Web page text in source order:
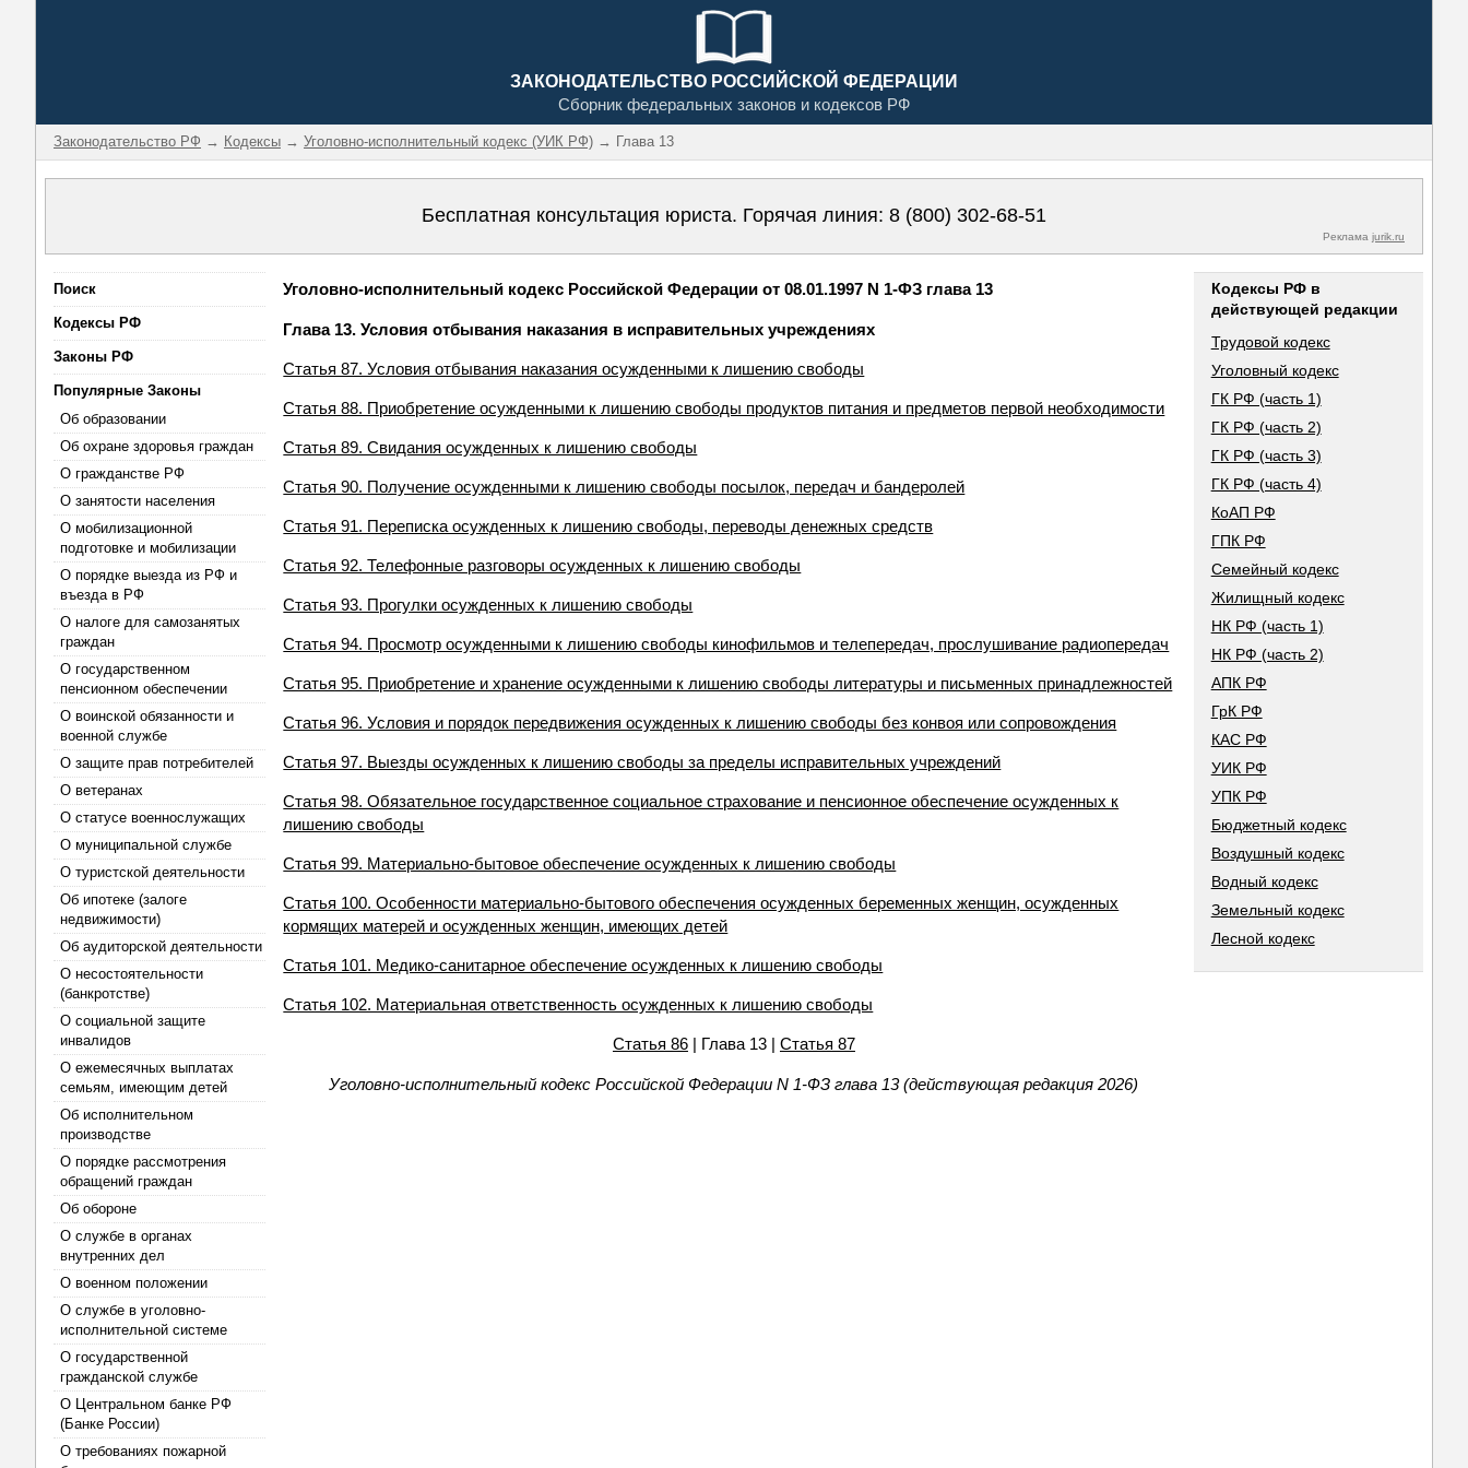
ЗАКОНОДАТЕЛЬСТВО РОССИЙСКОЙ ФЕДЕРАЦИИ
Сборник федеральных законов и кодексов РФ
Законодательство РФ → Кодексы → Уголовно-исполнительный кодекс (УИК РФ) → Глава 13
Бесплатная консультация юриста. Горячая линия: 8 (800) 302-68-51
Реклама jurik.ru
Поиск
Кодексы РФ
Законы РФ
Популярные Законы
Об образовании
Об охране здоровья граждан
О гражданстве РФ
О занятости населения
О мобилизационной
подготовке и мобилизации
О порядке выезда из РФ и
въезда в РФ
О налоге для самозанятых
граждан
О государственном
пенсионном обеспечении
О воинской обязанности и
военной службе
О защите прав потребителей
О ветеранах
О статусе военнослужащих
О муниципальной службе
О туристской деятельности
Об ипотеке (залоге
недвижимости)
Об аудиторской деятельности
О несостоятельности
(банкротстве)
О социальной защите
инвалидов
О ежемесячных выплатах
семьям, имеющим детей
Об исполнительном
производстве
О порядке рассмотрения
обращений граждан
Об обороне
О службе в органах
внутренних дел
О военном положении
О службе в уголовно-
исполнительной системе
О государственной
гражданской службе
О Центральном банке РФ
(Банке России)
О требованиях пожарной
Уголовно-исполнительный кодекс Российской Федерации от 08.01.1997 N 1-ФЗ глава 13
Глава 13. Условия отбывания наказания в исправительных учреждениях
Статья 87. Условия отбывания наказания осужденными к лишению свободы
Статья 88. Приобретение осужденными к лишению свободы продуктов питания и предметов первой необходимости
Статья 89. Свидания осужденных к лишению свободы
Статья 90. Получение осужденными к лишению свободы посылок, передач и бандеролей
Статья 91. Переписка осужденных к лишению свободы, переводы денежных средств
Статья 92. Телефонные разговоры осужденных к лишению свободы
Статья 93. Прогулки осужденных к лишению свободы
Статья 94. Просмотр осужденными к лишению свободы кинофильмов и телепередач, прослушивание радиопередач
Статья 95. Приобретение и хранение осужденными к лишению свободы литературы и письменных принадлежностей
Статья 96. Условия и порядок передвижения осужденных к лишению свободы без конвоя или сопровождения
Статья 97. Выезды осужденных к лишению свободы за пределы исправительных учреждений
Статья 98. Обязательное государственное социальное страхование и пенсионное обеспечение осужденных к
лишению свободы
Статья 99. Материально-бытовое обеспечение осужденных к лишению свободы
Статья 100. Особенности материально-бытового обеспечения осужденных беременных женщин, осужденных
кормящих матерей и осужденных женщин, имеющих детей
Статья 101. Медико-санитарное обеспечение осужденных к лишению свободы
Статья 102. Материальная ответственность осужденных к лишению свободы
Статья 86| Глава 13 | Статья 87
Уголовно-исполнительный кодекс Российской Федерации N 1-ФЗ глава 13 (действующая редакция 2026)
Кодексы РФ в
действующей редакции
Трудовой кодекс
Уголовный кодекс
ГК РФ (часть 1)
ГК РФ (часть 2)
ГК РФ (часть 3)
ГК РФ (часть 4)
КоАП РФ
ГПК РФ
Семейный кодекс
Жилищный кодекс
НК РФ (часть 1)
НК РФ (часть 2)
АПК РФ
ГрК РФ
КАС РФ
УИК РФ
УПК РФ
Бюджетный кодекс
Воздушный кодекс
Водный кодекс
Земельный кодекс
Лесной кодекс